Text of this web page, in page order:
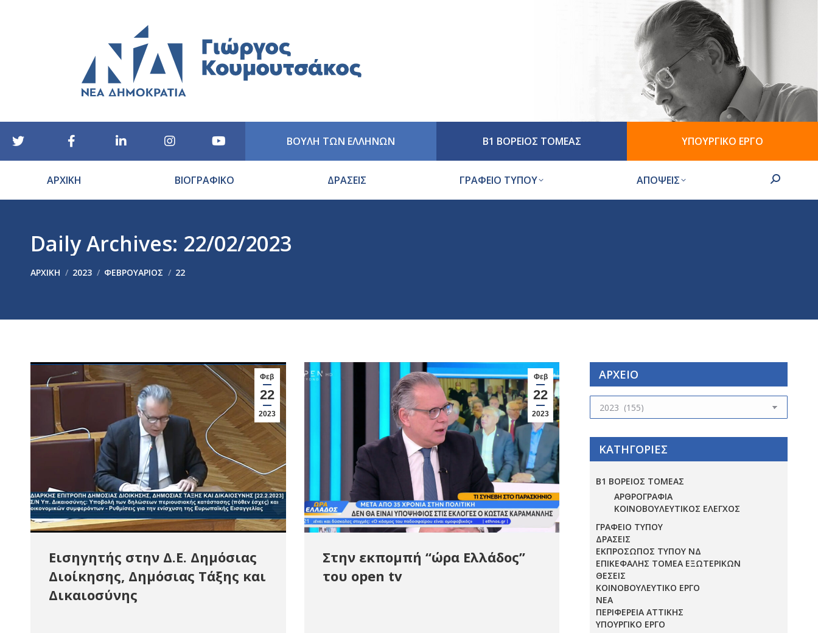
ΒΟΥΛΗ ΤΩΝ ΕΛΛΗΝΩΝ Β1 ΒΟΡΕΙΟΣ ΤΟΜΕΑΣ ΥΠΟΥΡΓΙΚΟ ΕΡΓΟ
ΑΡΧΙΚΗ ΒΙΟΓΡΑΦΙΚΟ ΔΡΑΣΕΙΣ ΓΡΑΦΕΙΟ ΤΥΠΟΥ ΑΠΟΨΕΙΣ Search:
Daily Archives: 22/02/2023
ΑΡΧΙΚΉ 2023 ΦΕΒΡΟΥΆΡΙΟΣ 22
Φεβ
22
2023
Εισηγητής στην Δ.Ε. Δημόσιας
Διοίκησης, Δημόσιας Τάξης και
Δικαιοσύνης
Φεβ
22
2023
Στην εκπομπή “ώρα Ελλάδος”
του open tv
ΑΡΧΕΙΟ
ΑΡΧΕΙΟ
ΚΑΤΗΓΟΡΙΕΣ
Β1 ΒΟΡΕΙΟΣ ΤΟΜΕΑΣ
ΑΡΘΡΟΓΡΑΦΙΑ
ΚΟΙΝΟΒΟΥΛΕΥΤΙΚΟΣ ΕΛΕΓΧΟΣ
ΓΡΑΦΕΙΟ ΤΥΠΟΥ
ΔΡΑΣΕΙΣ
ΕΚΠΡΟΣΩΠΟΣ ΤΥΠΟΥ ΝΔ
ΕΠΙΚΕΦΑΛΗΣ ΤΟΜΕΑ ΕΞΩΤΕΡΙΚΩΝ
ΘΕΣΕΙΣ
ΚΟΙΝΟΒΟΥΛΕΥΤΙΚΟ ΕΡΓΟ
ΝΕΑ
ΠΕΡΙΦΕΡΕΙΑ ΑΤΤΙΚΗΣ
ΥΠΟΥΡΓΙΚΟ ΕΡΓΟ